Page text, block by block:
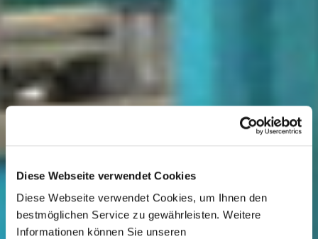
Diese Webseite verwendet Cookies
Diese Webseite verwendet Cookies, um Ihnen den
bestmöglichen Service zu gewährleisten. Weitere
Informationen können Sie unseren